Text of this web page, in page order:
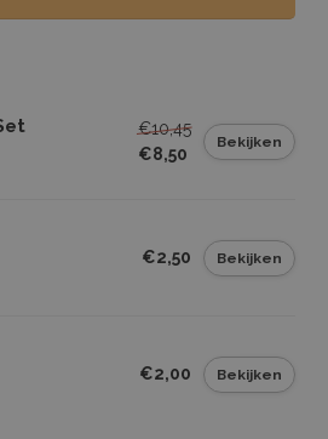
€10,45
€8,50
Bekijken
€2,50 Bekijken
€2,00 Bekijken